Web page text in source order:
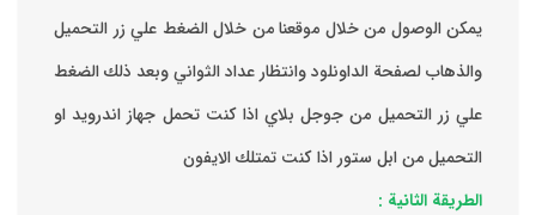
يمكن الوصول من خلال موقعنا من خلال الضغط علي زر التحميل
والذهاب لصفحة الداونلود وانتظار عداد الثواني وبعد ذلك الضغط
علي زر التحميل من جوجل بلاي اذا كنت تحمل جهاز اندرويد او
التحميل من ابل ستور اذا كنت تمتلك الايفون
الطريقة الثانية :